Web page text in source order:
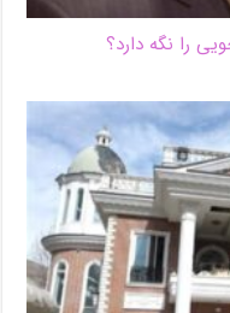
را نگه دارد؟